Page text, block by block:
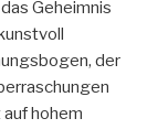
Geheimnis
der
hohem